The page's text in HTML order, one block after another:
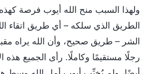
ولهذا السبب منح الله أيوب فرصة
الطريق الذي سلكه – أي طريق اتقاء
الشر – طريق صحيح، وأن الله يراه
رجلًا مستقيمًا وكاملًا. رأى الجميع هذه